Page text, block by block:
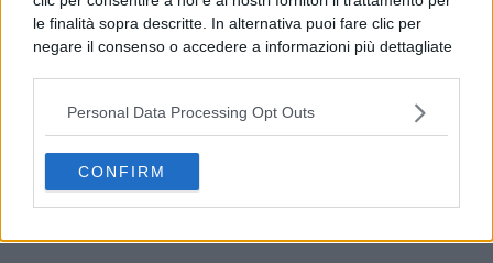
le finalità sopra descritte. In alternativa puoi fare clic per
negare il consenso o accedere a informazioni più dettagliate
possono non richiedere il tuo consenso, ma hai il diritto di
opporti a tale trattamento. Le tue preferenze si
applicheranno solo a questo sito web. Puoi modificare le tue
preferenze in qualsiasi momento ritornando su questo sito o
consultando la nostrainformativa sulla riservatezza.
Personal Data Processing Opt Outs
CONFIRM